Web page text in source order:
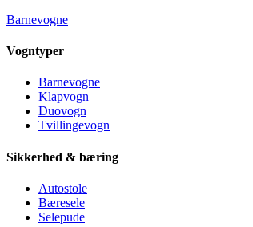
Barnevogne
Vogntyper
Barnevogne
Klapvogn
Duovogn
Tvillingevogn
Sikkerhed & bæring
Autostole
Bæresele
Selepude